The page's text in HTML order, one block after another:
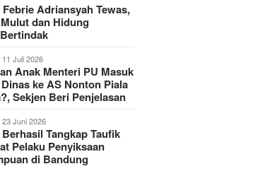
Adriansyah Tewas,
dan Hidung
11 Juli 2026
Anak Menteri PU Masuk
ke AS Nonton Piala
Sekjen Beri Penjelasan
23 Juni 2026
Tangkap Taufik
Pelaku Penyiksaan
di Bandung